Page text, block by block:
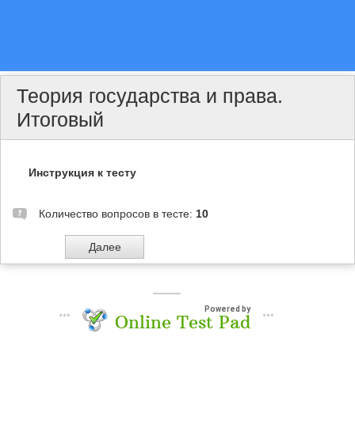
Теория государства и права.
Итоговый
Инструкция к тесту
Количество вопросов в тесте: 10
Powered by
Online Test Pad